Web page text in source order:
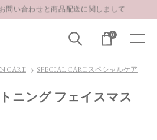
問い合わせと商品配送に関しまして
500円OFFクーポンプレゼント
0
CARE SPECIAL CARE スペシャルケア
ニング フェイスマス